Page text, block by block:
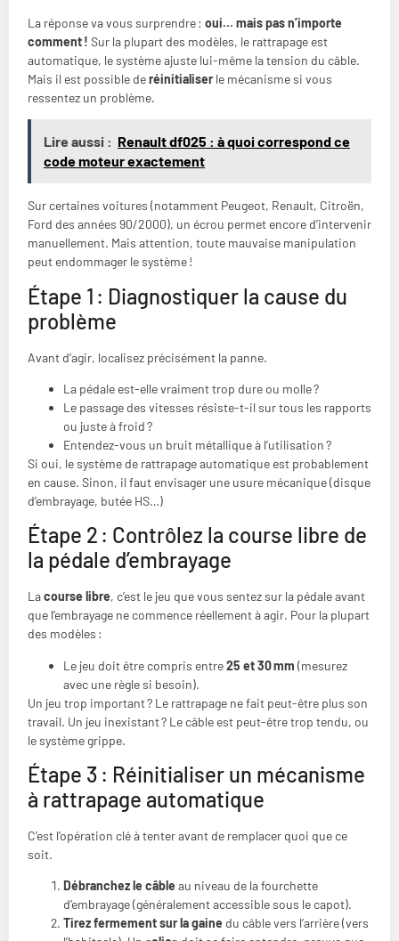
La réponse va vous surprendre : oui… mais pas n’importe
comment ! Sur la plupart des modèles, le rattrapage est
automatique, le système ajuste lui-même la tension du câble.
Mais il est possible deréinitialiser le mécanisme si vous
ressentez un problème.
Lire aussi : Renault df025 : à quoi correspond ce
code moteur exactement
Sur certaines voitures (notamment Peugeot, Renault, Citroën,
Ford des années 90/2000), un écrou permet encore d’intervenir
manuellement. Mais attention, toute mauvaise manipulation
peut endommager le système !
Étape 1 : Diagnostiquer la cause du
problème
Avant d’agir, localisez précisément la panne.
La pédale est-elle vraiment trop dure ou molle ?
Le passage des vitesses résiste-t-il sur tous les rapports
ou juste à froid ?
Entendez-vous un bruit métallique à l’utilisation ?
Si oui, le système de rattrapage automatique est probablement
en cause. Sinon, il faut envisager une usure mécanique (disque
d’embrayage, butée HS…)
Étape 2 : Contrôlez la course libre de
la pédale d’embrayage
Lacourse libre, c’est le jeu que vous sentez sur la pédale avant
que l’embrayage ne commence réellement à agir. Pour la plupart
des modèles :
Le jeu doit être compris entre25 et 30 mm (mesurez
avec une règle si besoin).
Un jeu trop important ? Le rattrapage ne fait peut-être plus son
travail. Un jeu inexistant ? Le câble est peut-être trop tendu, ou
le système grippe.
Étape 3 : Réinitialiser un mécanisme
à rattrapage automatique
C’est l’opération clé à tenter avant de remplacer quoi que ce
soit.
Débranchez le câble au niveau de la fourchette
d’embrayage (généralement accessible sous le capot).
Tirez fermement sur la gaine du câble vers l’arrière (vers